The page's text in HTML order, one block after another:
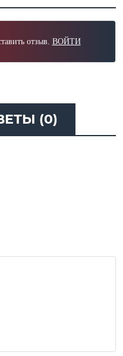
отзыв. ВОЙТИ
(0)